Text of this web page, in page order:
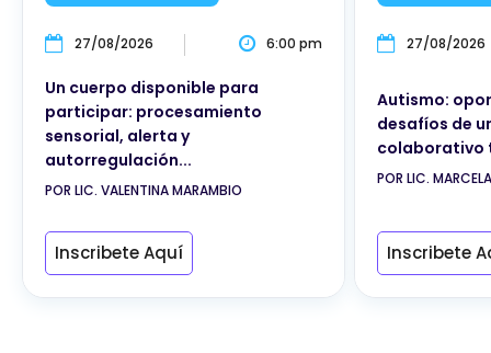
27/08/2026 6:00 pm
Un cuerpo disponible para
participar: procesamiento
sensorial, alerta y
autorregulación...
POR LIC. VALENTINA MARAMBIO
Inscribete Aquí
27/08/2026
Autismo:
desafíos de
colaborativo
POR LIC.
Inscribete